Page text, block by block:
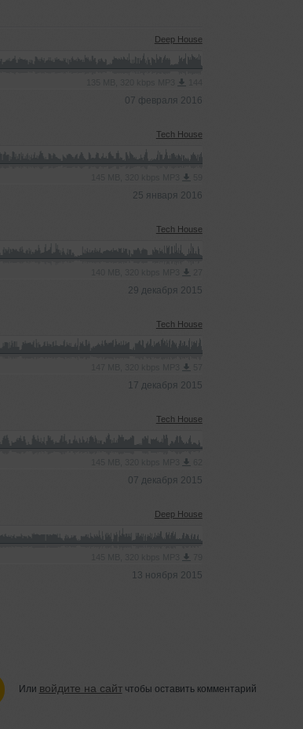
Deep House
07 февраля 2016
Tech House
25 января 2016
Tech House
29 декабря 2015
Tech House
17 декабря 2015
Tech House
07 декабря 2015
Deep House
13 ноября 2015
Или войдите на сайтчтобы оставить комментарий